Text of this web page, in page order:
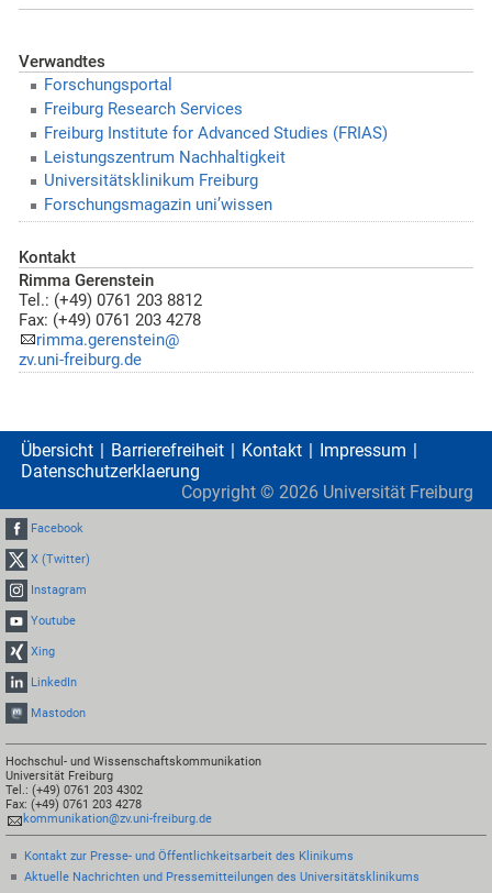
Verwandtes
Forschungsportal
Freiburg Research Services
Freiburg Institute for Advanced Studies (FRIAS)
Leistungszentrum Nachhaltigkeit
Universitätsklinikum Freiburg
Forschungsmagazin uni’wissen
Kontakt
Rimma Gerenstein
Tel.: (+49) 0761 203 8812
Fax: (+49) 0761 203 4278
rimma.gerenstein@
zv.uni-freiburg.de
Übersicht Barrierefreiheit Kontakt
Impressum
Datenschutzerklaerung
Copyright © 2026 Universität Freiburg
Facebook
X (Twitter)
Instagram
Youtube
Xing
LinkedIn
Mastodon
Hochschul- und Wissenschaftskommunikation
Universität Freiburg
Tel.: (+49) 0761 203 4302
Fax: (+49) 0761 203 4278
kommunikation@zv.uni-freiburg.de
Kontakt zur Presse- und Öffentlichkeitsarbeit des Klinikums
Aktuelle Nachrichten und Pressemitteilungen des Universitätsklinikums